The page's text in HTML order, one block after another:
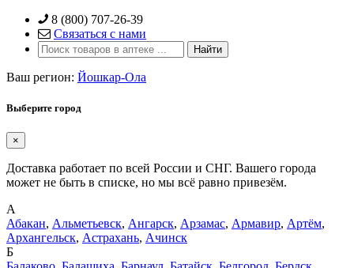
Skip
content
8 (800) 707-26-39
Связаться с нами
Ваш регион: Йошкар-Ола
Выберите город
×
Доставка работает по всей России и СНГ. Вашего города
может не быть в списке, но мы всё равно привезём.
А
Абакан, Альметьевск, Ангарск, Арзамас, Армавир, Артём,
Архангельск, Астрахань, Ачинск
Б